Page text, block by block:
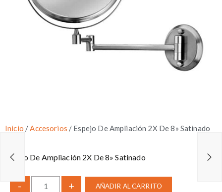
Inicio / Accesorios / Espejo De Ampliación 2X De 8» Satinado
Espejo De Ampliación 2X De 8» Satinado
- + AÑADIR AL CARRITO